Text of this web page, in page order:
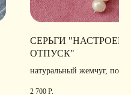
СЕРЬГИ
ОТПУСК"
натуральный жемчуг,
2 700 Р.